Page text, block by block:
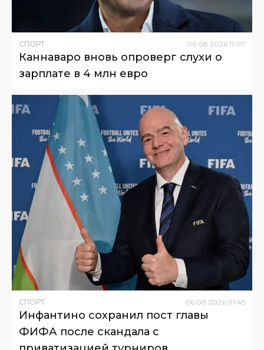
СПОРТ 06 08 2026 11:07
Каннаваро вновь опроверг слухи о
зарплате в 4 млн евро
СПОРТ 06.08.2026 01:45
Инфантино сохранил пост главы
ФИФА после скандала с